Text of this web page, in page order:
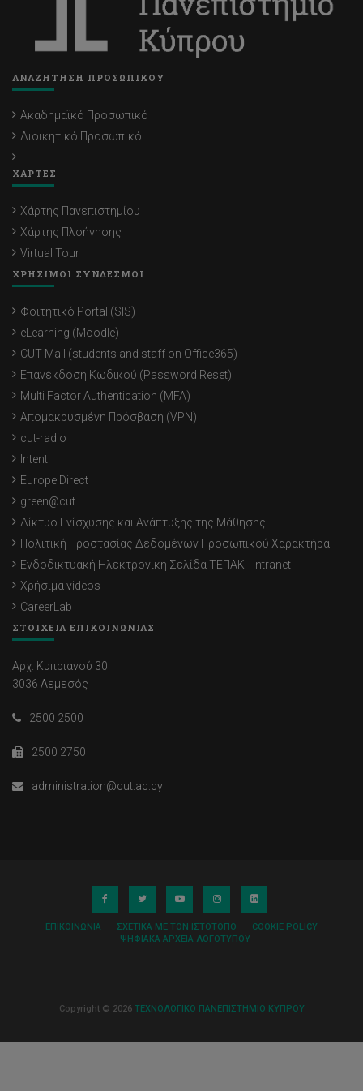
ΑΝΑΖΗΤΗΣΗ ΠΡΟΣΩΠΙΚΟΥ
Ακαδημαϊκό Προσωπικό
Διοικητικό Προσωπικό
ΧΑΡΤΕΣ
Χάρτης Πανεπιστημίου
Χάρτης Πλοήγησης
Virtual Tour
ΧΡΗΣΙΜΟΙ ΣΥΝΔΕΣΜΟΙ
Φοιτητικό Portal (SIS)
eLearning (Moodle)
CUT Mail (students and staff on Office365)
Επανέκδοση Κωδικού (Password Reset)
Multi Factor Authentication (MFA)
Απομακρυσμένη Πρόσβαση (VPN)
cut-radio
Intent
Europe Direct
green@cut
Δίκτυο Ενίσχυσης και Ανάπτυξης της Μάθησης
Πολιτική Προστασίας Δεδομένων Προσωπικού Χαρακτήρα
Ενδοδικτυακή Ηλεκτρονική Σελίδα ΤΕΠΑΚ - Intranet
Χρήσιμα videos
CareerLab
ΣΤΟΙΧΕΙΑ ΕΠΙΚΟΙΝΩΝΙΑΣ
Αρχ. Κυπριανού 30
3036 Λεμεσός
2500 2500
2500 2750
administration@cut.ac.cy
ΕΠΙΚΟΙΝΩΝΊΑ ΣΧΕΤΙΚΆ ΜΕ ΤΟΝ ΙΣΤΌΤΟΠΟ
COOKIE POLICY
ΨΗΦΙΑΚΆ ΑΡΧΕΊΑ ΛΟΓΌΤΥΠΟΥ
Copyright © 2026 ΤΕΧΝΟΛΟΓΙΚΟ ΠΑΝΕΠΙΣΤΗΜΙΟ ΚΥΠΡΟΥ